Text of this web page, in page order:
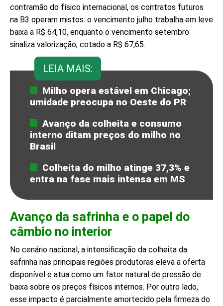
contramão do físico internacional, os contratos futuros
na B3 operam mistos: o vencimento julho trabalha em leve
baixa a R$ 64,10, enquanto o vencimento setembro
sinaliza valorização, cotado a R$ 67,65.
LEIA MAIS:
Milho opera estável em Chicago;
umidade preocupa no Oeste do PR
Avanço da colheita e consumo
interno ditam preços do milho no
Brasil
Colheita do milho atinge 37,3% e
entra na fase mais intensa em MS
Avanço da safrinha e o papel do
câmbio no interior
No cenário nacional, a intensificação da colheita da
safrinha nas principais regiões produtoras eleva a oferta
disponível e atua como um fator natural de pressão de
baixa sobre os preços físicos internos. Por outro lado,
esse impacto é parcialmente amortecido pela firmeza do